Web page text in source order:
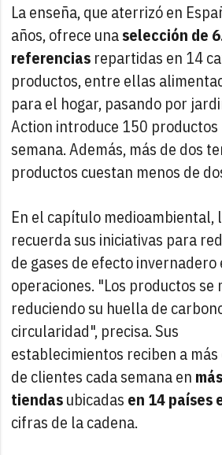
La enseña, que aterrizó en
años, ofrece unaselección de
referencias repartidas en 14
productos, entre ellas
para el hogar, pasando por
Action introduce 150 productos
semana. Además, más de dos
productos cuestan menos de
En el capítulo medioambiental,
recuerda sus iniciativas para
de gases de efecto invernadero
operaciones. "Los productos se
reduciendo su huella de
circularidad", precisa. Sus
establecimientos reciben a
de clientes cada semana en
tiendasubicadas en 14 países
cifras de la cadena.